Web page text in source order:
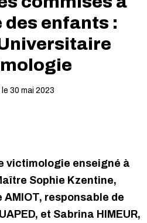
des enfants :
le 30 mai 2023
victimologie enseigné à
Sophie Kzentine,
responsable de
et Sabrina HIMEUR,